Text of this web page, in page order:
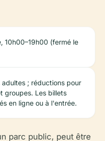
10h00–19h00 (fermé le
adultes ; réductions pour
groupes. Les billets
en ligne ou à l'entrée.
parc public, peut être